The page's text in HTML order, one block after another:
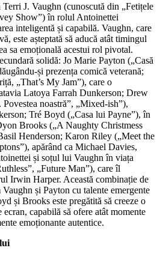
J. Vaughn (cunoscută din „Fetițele
Show”) în rolul Antoinettei
inteligentă și capabilă. Vaughn, care
este așteptată să aducă atât timingul
sa emoțională acestui rol pivotal.
solidă: Jo Marie Payton („Casă
și prezența comică veterană;
„That’s My Jam”), care o
Latoya Farrah Dunkerson; Drew
noastră”, „Mixed-ish”),
Tré Boyd („Casa lui Payne”), în
Brooks („A Naughty Christmess
Henderson; Karon Riley („Meet the
apărând ca Michael Davies,
și soțul lui Vaughn în viața
„Future Man”), care îl
Irwin Harper. Această combinație de
și Payton cu talente emergente
și Brooks este pregătită să creeze o
capabilă să ofere atât momente
emoționante autentice.